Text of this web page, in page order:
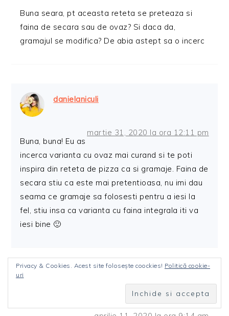
Buna seara, pt aceasta reteta se preteaza si
faina de secara sau de ovaz? Si daca da,
gramajul se modifica? De abia astept sa o incerc
danielaniculi
martie 31, 2020 la ora 12:11 pm
Buna, buna! Eu as
incerca varianta cu ovaz mai curand si te poti
inspira din reteta de pizza ca si gramaje. Faina de
secara stiu ca este mai pretentioasa, nu imi dau
seama ce gramaje sa folosesti pentru a iesi la
fel, stiu insa ca varianta cu faina integrala iti va
iesi bine 🙂
Privacy & Cookies. Acest site folosește coockies! Politică cookie-
uri